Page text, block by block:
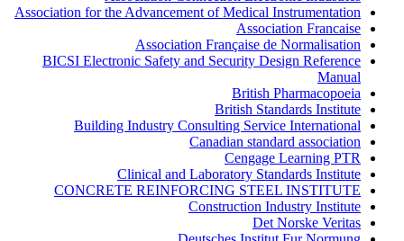
Association for the Advancement of Medical Instrumentation
Association Francaise
Association Française de Normalisation
BICSI Electronic Safety and Security Design Reference
Manual
British Pharmacopoeia
British Standards Institute
Building Industry Consulting Service International
Canadian standard association
Cengage Learning PTR
Clinical and Laboratory Standards Institute
CONCRETE REINFORCING STEEL INSTITUTE
Construction Industry Institute
Det Norske Veritas